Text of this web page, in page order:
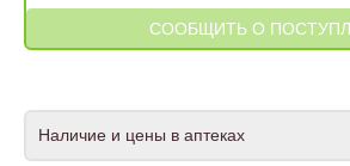
Наличие и цены в аптеках